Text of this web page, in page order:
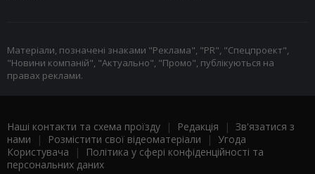
Матеріали, позначені знаками "Реклама", "PR", "Спецпроект",
"Новини компаній", "Актуально", "Промо", публікуються на
правах реклами.
Наші контакти та схема проїзду | Редакція | Зв'язатися з
нами | Розмістити свої відеоматеріали | Угода
Користувача |
Політика у сфері конфіденційності та
персональних даних